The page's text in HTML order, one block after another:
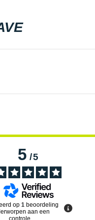
5/5
op 1 beoordeling
aan een
controle